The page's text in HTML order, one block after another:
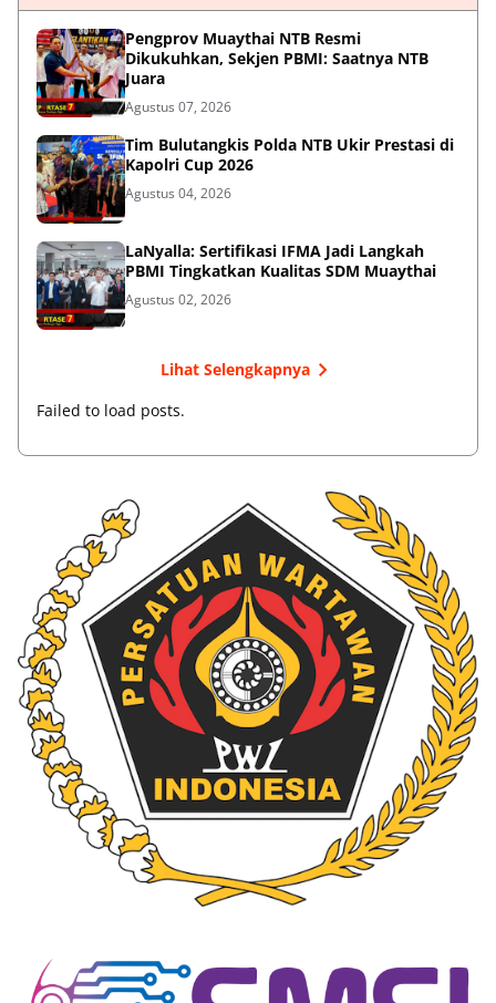
Pengprov Muaythai NTB Resmi
Dikukuhkan, Sekjen PBMI: Saatnya NTB
Juara
Agustus 07, 2026
Tim Bulutangkis Polda NTB Ukir Prestasi di
Kapolri Cup 2026
Agustus 04, 2026
LaNyalla: Sertifikasi IFMA Jadi Langkah
PBMI Tingkatkan Kualitas SDM Muaythai
Agustus 02, 2026
Lihat Selengkapnya
Failed to load posts.